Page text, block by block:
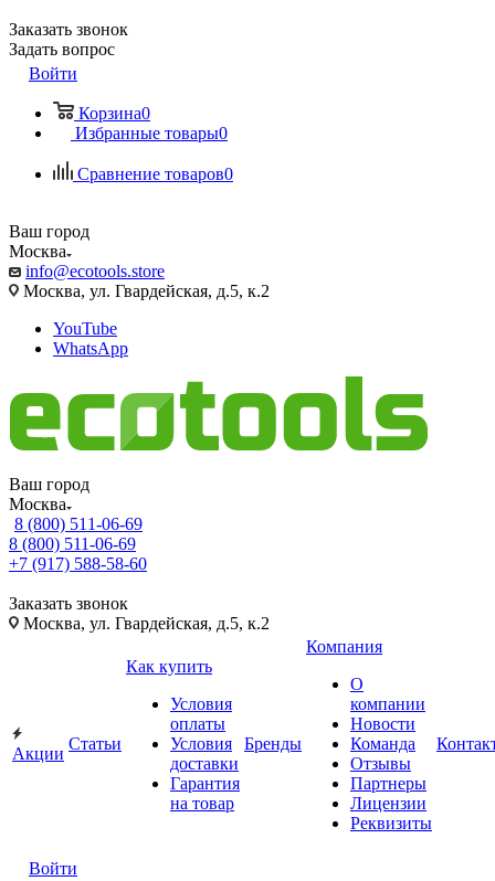
Заказать звонок
Задать вопрос
Войти
Корзина0
Избранные товары0
Сравнение товаров0
Ваш город
Москва
info@ecotools.store
Москва, ул. Гвардейская, д.5, к.2
YouTube
WhatsApp
Ваш город
Москва
8 (800) 511-06-69
8 (800) 511-06-69
+7 (917) 588-58-60
Заказать звонок
Москва, ул. Гвардейская, д.5, к.2
Акции
Статьи
Как купить
Условия
оплаты
Условия
доставки
Гарантия
на товар
Бренды
Компания
О
компании
Новости
Команда
Отзывы
Партнеры
Лицензии
Реквизиты
Войти